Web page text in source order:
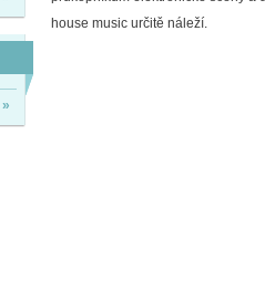
»
house music určitě náleží.